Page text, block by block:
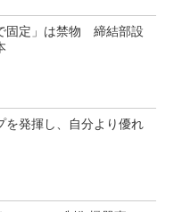
固定」は禁物 締結部設
を発揮し、自分より優れ